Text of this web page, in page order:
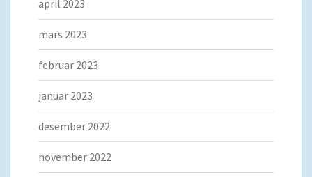
april 2023
mars 2023
februar 2023
januar 2023
desember 2022
november 2022